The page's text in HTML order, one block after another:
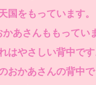
国をもっています。
かあさんももってい
はやさしい背中です
おかあさんの背中で